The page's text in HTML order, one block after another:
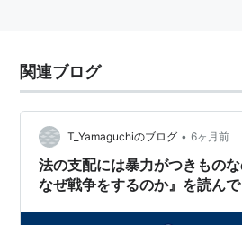
ほぼ同義語となっており、2003年
参加している。
1945年10月24日に正式に発足。
Welcome to the United Nations
ジ）
関連ブログ
T_Yamaguchiのブログ • 6ヶ月前
法の支配には暴力がつきもの
なぜ戦争をするのか』を読んで